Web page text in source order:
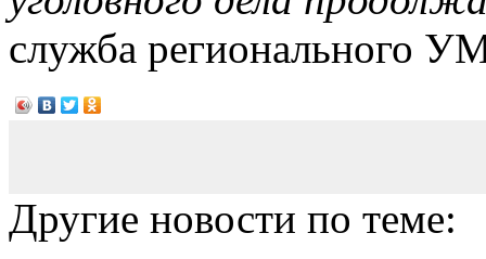
служба регионального
Другие новости по теме: